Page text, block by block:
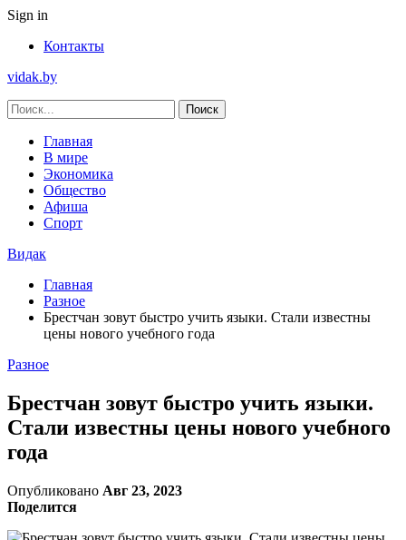
Sign in
Контакты
vidak.by
Главная
В мире
Экономика
Общество
Афиша
Спорт
Видак
Главная
Разное
Брестчан зовут быстро учить языки. Стали известны
цены нового учебного года
Разное
Брестчан зовут быстро учить языки.
Стали известны цены нового учебного
года
Опубликовано Авг 23, 2023
Поделится